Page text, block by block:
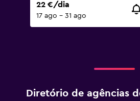
22 €/dia
17 ago – 31 ago
Diretório de agências